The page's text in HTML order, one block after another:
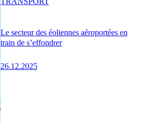
Le secteur des éoliennes aéroportées en
train de s’effondrer
26.12.2025